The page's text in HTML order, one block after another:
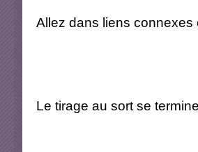
Allez dans liens connexes
Le tirage au sort se